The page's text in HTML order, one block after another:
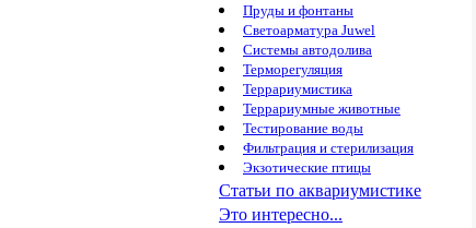
Пруды и фонтаны
Светоарматура Juwel
Системы автодолива
Терморегуляция
Террариумистика
Террариумные животные
Тестирование воды
Фильтрация и стерилизация
Экзотические птицы
Статьи по аквариумистике
Это интересно...